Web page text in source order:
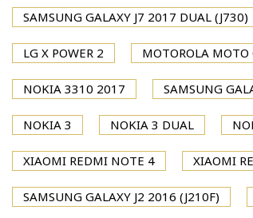
SAMSUNG GALAXY J7 2017 DUAL (J730)
LG X POWER 2 MOTOROLA MOTO
NOKIA 3310 2017 SAMSUNG
NOKIA 3 NOKIA 3 DUAL
XIAOMI REDMI NOTE 4 XIAOMI
SAMSUNG GALAXY J2 2016 (J210F)